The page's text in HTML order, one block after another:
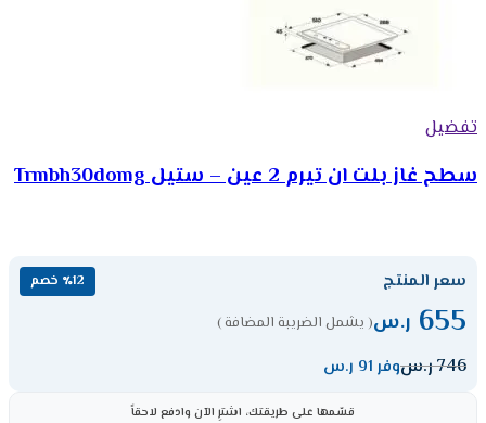
تفضيل
سطح غاز بلت ان تيرم 2 عين – ستيل Trmbh30domg
سعر المنتج ٪12 خصم
655 ر.س( يشمل الضريبة المضافة )
746ر.سوفر 91 ر.س
قسّمها على طريقتك، اشترِ الآن وادفع لاحقاً